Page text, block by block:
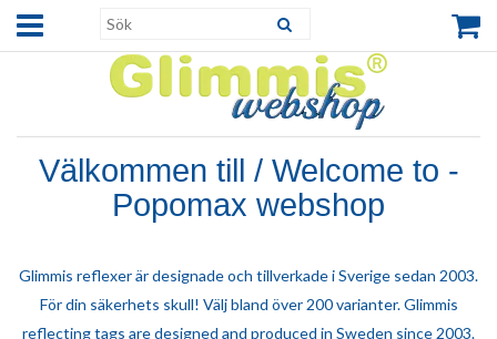
Välkommen till / Welcome to -
Popomax webshop
Glimmis reflexer är designade och tillverkade i Sverige sedan 2003.
För din säkerhets skull! Välj bland över 200 varianter. Glimmis
reflecting tags are designed and produced in Sweden since 2003.